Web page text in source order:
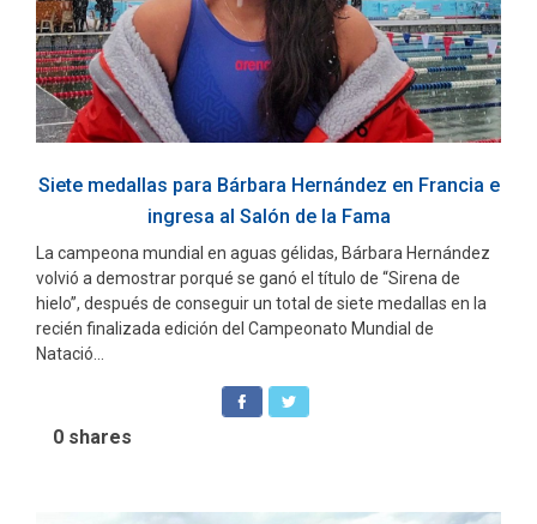
Siete medallas para Bárbara Hernández en Francia e
ingresa al Salón de la Fama
La campeona mundial en aguas gélidas, Bárbara Hernández
volvió a demostrar porqué se ganó el título de “Sirena de
hielo”, después de conseguir un total de siete medallas en la
recién finalizada edición del Campeonato Mundial de
Natació...
0 shares